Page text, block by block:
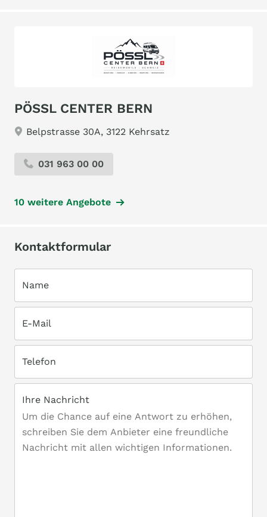
PÖSSL CENTER BERN
Belpstrasse 30A, 3122 Kehrsatz
031 963 00 00
10 weitere Angebote
Kontaktformular
Name
E-Mail
Telefon
Ihre Nachricht